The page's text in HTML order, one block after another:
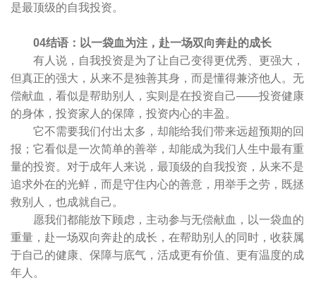
是最顶级的自我投资。
04结语：以一袋血为注，赴一场双向奔赴的成长
有人说，自我投资是为了让自己变得更优秀、更强大，
但真正的强大，从来不是独善其身，而是懂得兼济他人。无
偿献血，看似是帮助别人，实则是在投资自己——投资健康
的身体，投资家人的保障，投资内心的丰盈。
它不需要我们付出太多，却能给我们带来远超预期的回
报；它看似是一次简单的善举，却能成为我们人生中最有重
量的投资。对于成年人来说，最顶级的自我投资，从来不是
追求外在的光鲜，而是守住内心的善意，用举手之劳，既拯
救别人，也成就自己。
愿我们都能放下顾虑，主动参与无偿献血，以一袋血的
重量，赴一场双向奔赴的成长，在帮助别人的同时，收获属
于自己的健康、保障与底气，活成更有价值、更有温度的成
年人。